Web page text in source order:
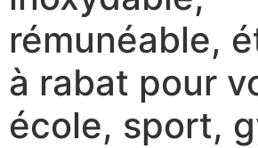
rémunéable,
à rabat pour
école, sport,